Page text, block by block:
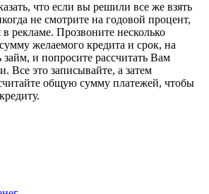
что если вы решили все же взять
не смотрите на годовой процент,
рекламе. Прозвоните несколько
желаемого кредита и срок, на
займ, и попросите рассчитать Вам
Все это записывайте, а затем
общую сумму платежей, чтобы